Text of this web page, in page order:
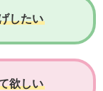
したい
欲しい